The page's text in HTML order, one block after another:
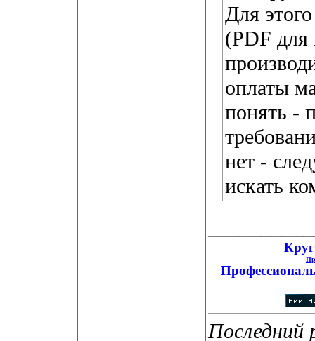
Для
(PDF для
оплаты
понять -
нет -
искать
Последний